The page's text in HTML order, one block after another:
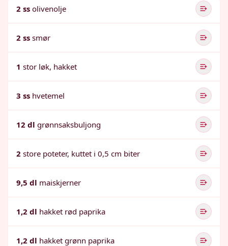
2 ss olivenolje
2 ss smør
1 stor løk, hakket
3 ss hvetemel
12 dl grønnsaksbuljong
2 store poteter, kuttet i 0,5 cm biter
9,5 dl maiskjerner
1,2 dl hakket rød paprika
1,2 dl hakket grønn paprika